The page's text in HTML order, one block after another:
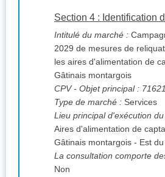
Section 4 : Identification
Intitulé du marché :
2029 de mesures de
les aires d'alimentation de
Gâtinais montargois
CPV- Objet principal :
Type de marché : Services
Lieu principal d'exécution
Aires d'alimentation de
Gâtinais montargois - Est
La consultation comporte
Non